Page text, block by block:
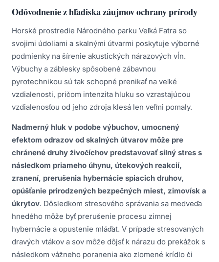
Odôvodnenie z hľadiska záujmov ochrany prírody
Horské prostredie Národného parku Veľká Fatra so
svojimi údoliami a skalnými útvarmi poskytuje výborné
podmienky na šírenie akustických nárazových vĺn.
Výbuchy a záblesky spôsobené zábavnou
pyrotechnikou sú tak schopné prenikať na veľké
vzdialenosti, pričom intenzita hluku so vzrastajúcou
vzdialenosťou od jeho zdroja klesá len veľmi pomaly.
Nadmerný hluk v podobe výbuchov, umocnený
efektom odrazov od skalných útvarov môže pre
chránené druhy živočíchov predstavovať silný stres s
následkom priameho úhynu, útekových reakcií,
zranení, prerušenia hybernácie spiacich druhov,
opúšťanie prirodzených bezpečných miest, zimovísk a
úkrytov. Dôsledkom stresového správania sa medveďa
hnedého môže byť prerušenie procesu zimnej
hybernácie a opustenie mláďat. V prípade stresovaných
dravých vtákov a sov môže dôjsť k nárazu do prekážok s
následkom vážneho poranenia ako zlomené krídlo či